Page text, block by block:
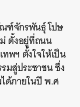
ฑ์จักรพันธุ์ โปษ
ตั้งอยู่ที่ถนน
พฯ ตั้งใจให้เป็น
มสู่ประชาชน ซึ่ง
ด้ภายในปี พ.ศ